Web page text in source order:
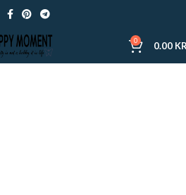
0 0.00